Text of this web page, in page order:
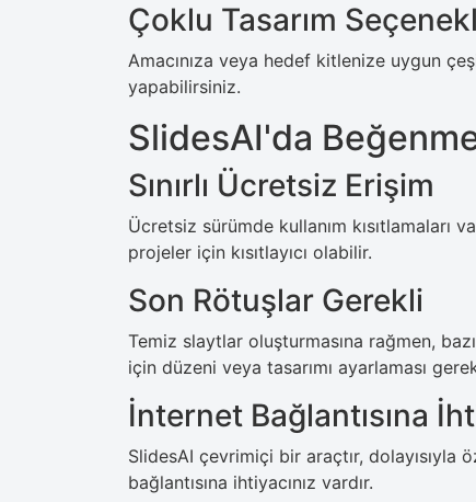
Çoklu Tasarım
Amacınıza veya hedef kitlenize uygun
yapabilirsiniz.
SlidesAI'da
Sınırlı Ücretsiz Erişim
Ücretsiz sürümde kullanım kısıtlamaları
projeler için kısıtlayıcı olabilir.
Son Rötuşlar Gerekli
Temiz slaytlar oluşturmasına rağmen,
için düzeni veya tasarımı ayarlaması
İnternet Bağlantısına
SlidesAI çevrimiçi bir araçtır,
bağlantısına ihtiyacınız vardır.